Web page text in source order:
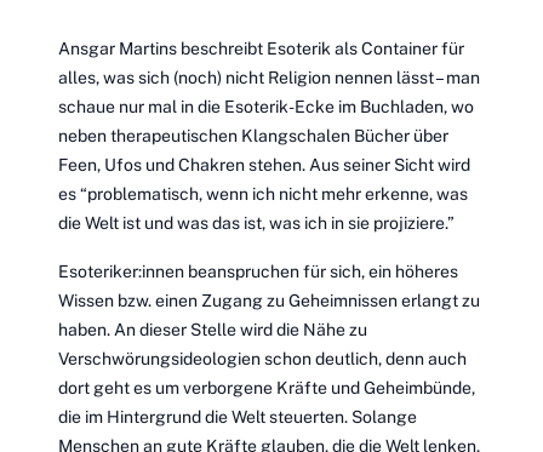
Ansgar Martins beschreibt Esoterik als Container für
alles, was sich (noch) nicht Religion nennen lässt – man
schaue nur mal in die Esoterik-Ecke im Buchladen, wo
neben therapeutischen Klangschalen Bücher über
Feen, Ufos und Chakren stehen. Aus seiner Sicht wird
es “problematisch, wenn ich nicht mehr erkenne, was
die Welt ist und was das ist, was ich in sie projiziere.”
Esoteriker:innen beanspruchen für sich, ein höheres
Wissen bzw. einen Zugang zu Geheimnissen erlangt zu
haben. An dieser Stelle wird die Nähe zu
Verschwörungsideologien schon deutlich, denn auch
dort geht es um verborgene Kräfte und Geheimbünde,
die im Hintergrund die Welt steuerten. Solange
Menschen an gute Kräfte glauben, die die Welt lenken,